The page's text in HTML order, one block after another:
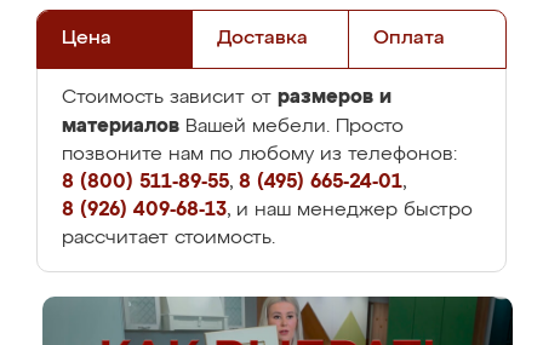
Цена Доставка Оплата
Стоимость зависит от размеров и
материалов Вашей мебели. Просто
позвоните нам по любому из телефонов:
8 (800) 511-89-55, 8 (495) 665-24-01,
8 (926) 409-68-13, и наш менеджер быстро
рассчитает стоимость.